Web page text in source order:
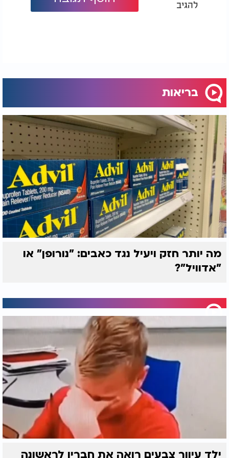
להגיב
בריאות
מה יותר חזק ויעיל נגד כאבים: "נורופן" או
"אדוויל"?
ילד עיוור צבעים רואה את חבריו לראשונה